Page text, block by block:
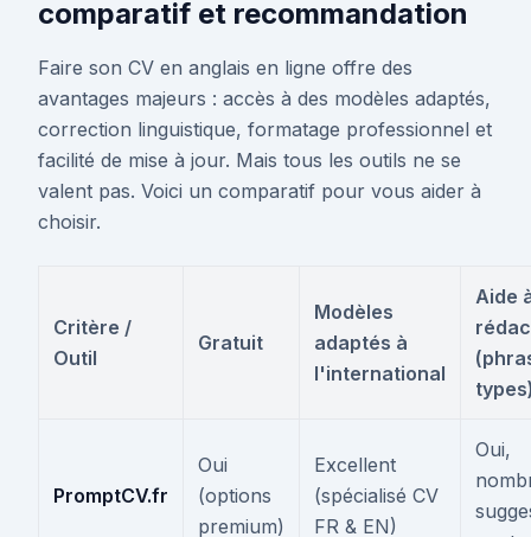
comparatif et recommandation
Faire son CV en anglais en ligne offre des
avantages majeurs : accès à des modèles adaptés,
correction linguistique, formatage professionnel et
facilité de mise à jour. Mais tous les outils ne se
valent pas. Voici un comparatif pour vous aider à
choisir.
Critère /
Outil
Gratuit
Modèles
adaptés à
l'international
Aide
PromptCV.fr
Oui
(options
premium)
Excellent
(spécialisé CV
FR & EN)
Oui,